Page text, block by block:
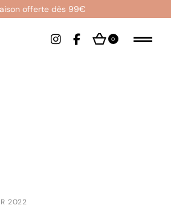
offerte dès 99€
0
2022